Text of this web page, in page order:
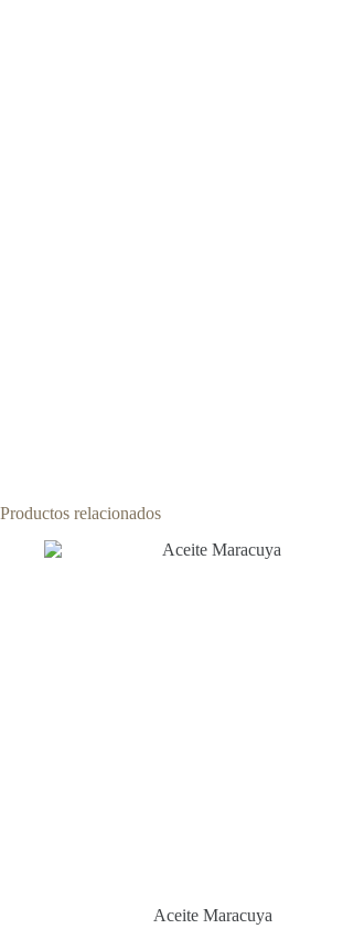
Productos relacionados
Aceite Maracuya